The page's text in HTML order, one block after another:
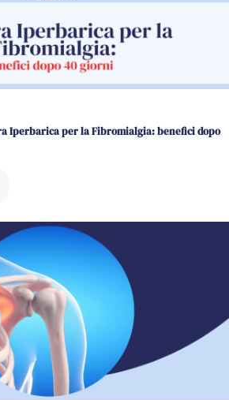
Iperbarica per la Fibromialgia: benefici dopo